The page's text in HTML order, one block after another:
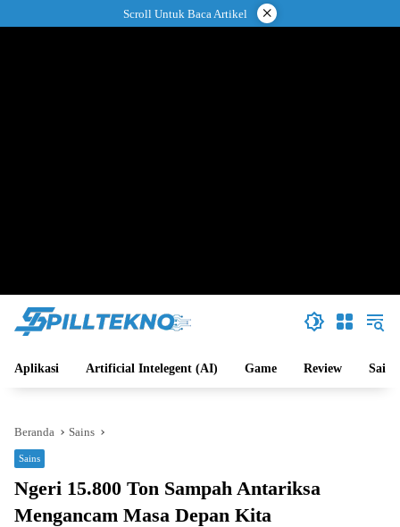
ke
Scroll Untuk Baca Artikel ×
Aplikasi Artificial Intelegent (AI) Game Review Sains
Beranda Sains
Sains
Ngeri 15.800 Ton Sampah Antariksa
Mengancam Masa Depan Kita